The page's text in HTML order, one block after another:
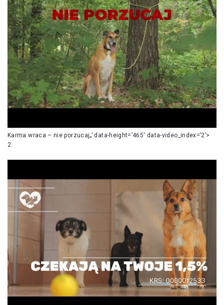
Karma wraca – nie porzucaj„’ data-height=’465′ data-video_index=’2’>
2